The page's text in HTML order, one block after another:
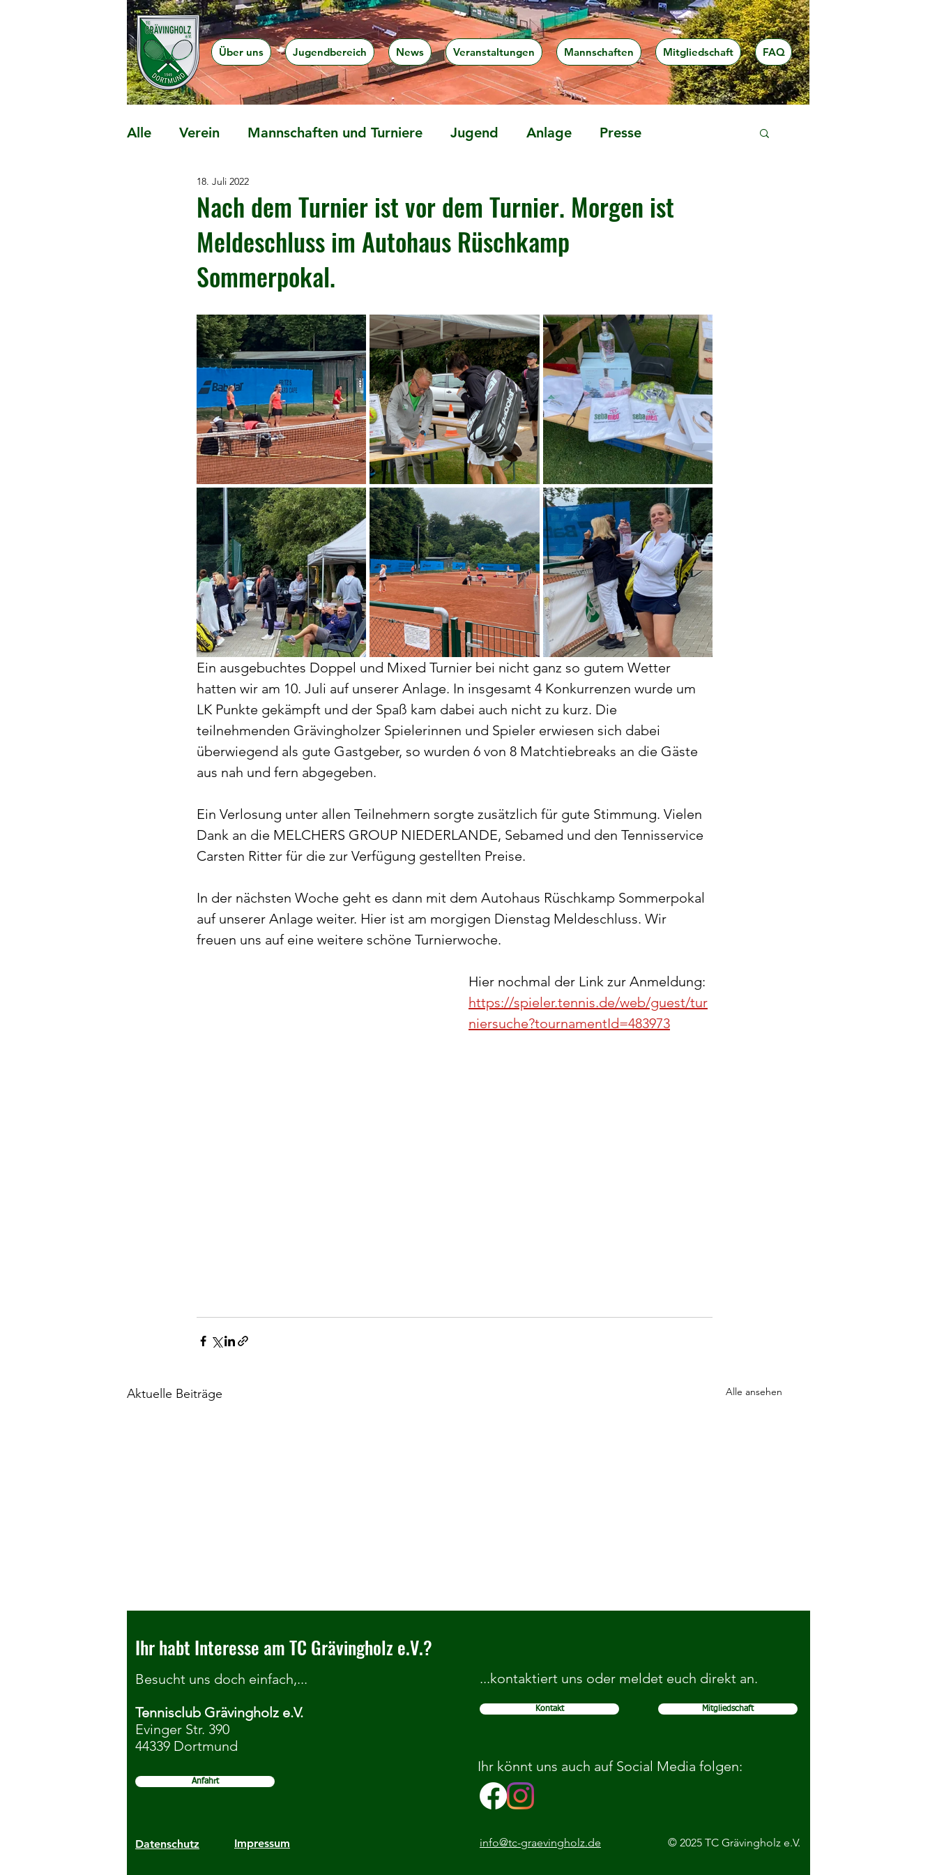
Über uns Jugendbereich News Veranstaltungen Mannschaften Mitgliedschaft FAQ
Alle Verein Mannschaften und Turniere Jugend Anlage Presse
Präventionsangebote
Nach dem Turnier ist vor dem Turnier. Morgen ist
Meldeschluss im Autohaus Rüschkamp
Sommerpokal.
18. Juli 2022
Ein ausgebuchtes Doppel und Mixed Turnier bei nicht ganz so gutem Wetter
hatten wir am 10. Juli auf unserer Anlage. In insgesamt 4 Konkurrenzen wurde um
LK Punkte gekämpft und der Spaß kam dabei auch nicht zu kurz. Die
teilnehmenden Grävingholzer Spielerinnen und Spieler erwiesen sich dabei
überwiegend als gute Gastgeber, so wurden 6 von 8 Matchtiebreaks an die Gäste
aus nah und fern abgegeben.
Ein Verlosung unter allen Teilnehmern sorgte zusätzlich für gute Stimmung. Vielen
Dank an die MELCHERS GROUP NIEDERLANDE, Sebamed und den Tennisservice
Carsten Ritter für die zur Verfügung gestellten Preise.
In der nächsten Woche geht es dann mit dem Autohaus Rüschkamp Sommerpokal
auf unserer Anlage weiter. Hier ist am morgigen Dienstag Meldeschluss. Wir
freuen uns auf eine weitere schöne Turnierwoche.
Hier nochmal der Link zur Anmeldung:
https://spieler.tennis.de/web/guest/tur
niersuche?tournamentId=483973
Aktuelle Beiträge Alle ansehen
Seniorenkonkurrenzen der
DortmundOpen ziehen zum TC
Ihr habt Interesse am TC Grävingholz e.V.?
Besucht uns doch einfach,...
Tennisclub Grävingholz e.V.
Evinger Str. 390
44339 Dortmund
Anfahrt
Datenschutz Impressum
...kontaktiert uns oder meldet euch direkt an.
Kontakt Mitgliedschaft
Ihr könnt uns auch auf Social Media folgen:
info@tc-graevingholz.de © 2025 TC Grävingholz e.V.